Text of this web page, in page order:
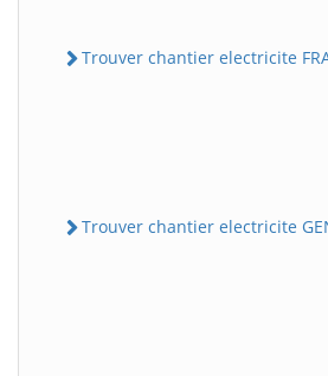
Trouver chantier electricite
Trouver chantier electricite